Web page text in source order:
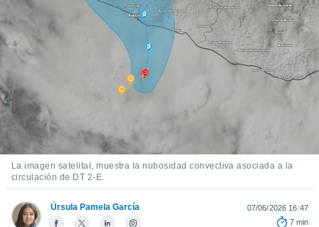
coste.
botón
a la
la
todas
ya sean
y análisis
en
como
perfil
ACEPTAR
Y
CONTINUAR
La imagen satelital, muestra la nubosidad convectiva asociada a la
circulación de DT 2-E.
Úrsula Pamela García
07/06/2026 16:47
7 min